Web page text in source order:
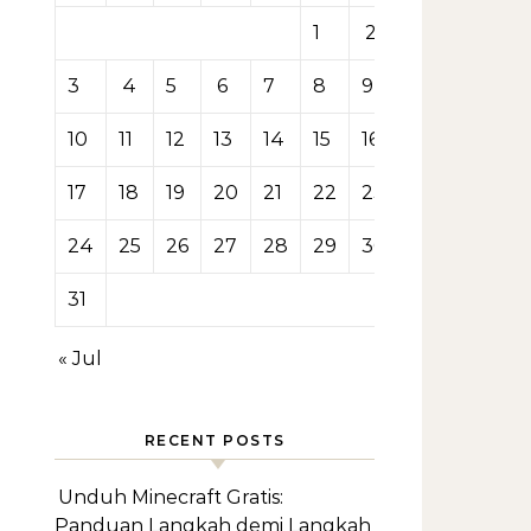
1 2
3 4 5 6 7 8 9
10 11 12 13 14 15 16
17 18 19 20 21 22 23
24 25 26 27 28 29 30
31
« Jul
RECENT POSTS
Unduh Minecraft Gratis:
Panduan Langkah demi Langkah